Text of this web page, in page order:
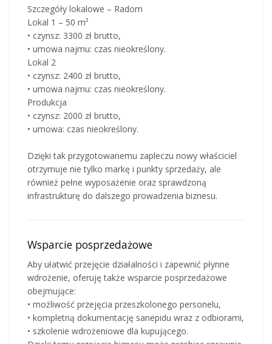
Szczegóły lokalowe – Radom
Lokal 1 – 50 m²
• czynsz: 3300 zł brutto,
• umowa najmu: czas nieokreślony.
Lokal 2
• czynsz: 2400 zł brutto,
• umowa najmu: czas nieokreślony.
Produkcja
• czynsz: 2000 zł brutto,
• umowa: czas nieokreślony.
Dzięki tak przygotowanemu zapleczu nowy właściciel
otrzymuje nie tylko markę i punkty sprzedaży, ale
również pełne wyposażenie oraz sprawdzoną
infrastrukturę do dalszego prowadzenia biznesu.
Wsparcie posprzedażowe
Aby ułatwić przejęcie działalności i zapewnić płynne
wdrożenie, oferuję także wsparcie posprzedażowe
obejmujące:
• możliwość przejęcia przeszkolonego personelu,
• kompletną dokumentację sanepidu wraz z odbiorami,
• szkolenie wdrożeniowe dla kupującego.